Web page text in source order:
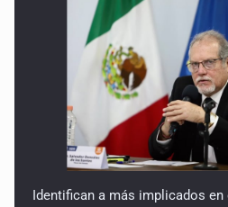
Identifican a más implicados